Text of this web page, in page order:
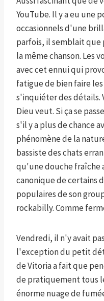
YouTube. Il y a eu une
occasionnels d'une
parfois, il semblait que
la même chanson. Les
avec cet ennui qui
fatigue de bien faire
s'inquiéter des détails.
Dieu veut. Si ça se
s'il y a plus de chance
phénomène de la
bassiste des chats
qu'une douche fraîche
canonique de certains
populaires de son
rockabilly. Comme
Vendredi, il n'y avait
l'exception du petit
de Vitoria a fait que
de pratiquement tous
énorme nuage de